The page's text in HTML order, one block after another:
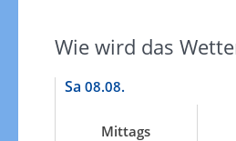
Wie wird das
Sa 08.08.
Mittags